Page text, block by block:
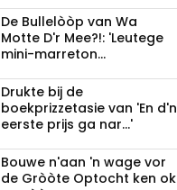
De Bullelòòp van Wa
Motte D'r Mee?!: 'Leutege
mini-marreton...
Drukte bij de
boekprizzetasie van 'En d'n
eerste prijs ga nar...'
Bouwe n'aan 'n wage vor
de Gròòte Optocht ken ok